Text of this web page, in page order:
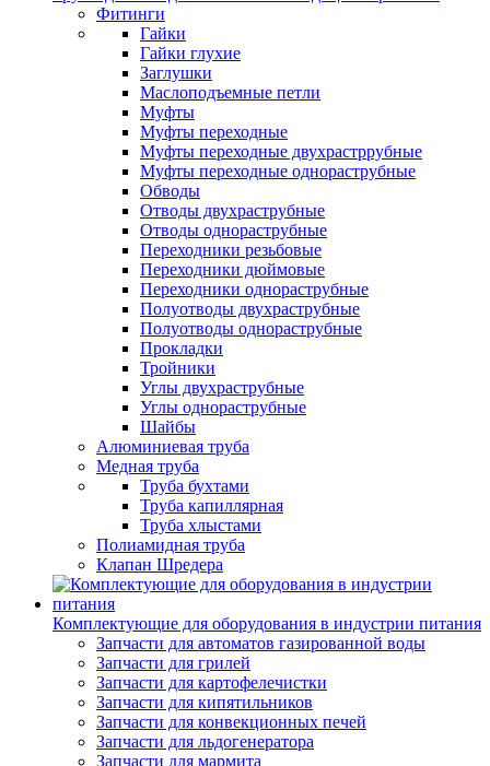
Фитинги
Гайки
Гайки глухие
Заглушки
Маслоподъемные петли
Муфты
Муфты переходные
Муфты переходные двухрастррубные
Муфты переходные однораструбные
Обводы
Отводы двухраструбные
Отводы однораструбные
Переходники резьбовые
Переходники дюймовые
Переходники однораструбные
Полуотводы двухраструбные
Полуотводы однораструбные
Прокладки
Тройники
Углы двухраструбные
Углы однораструбные
Шайбы
Алюминиевая труба
Медная труба
Труба бухтами
Труба капиллярная
Труба хлыстами
Полиамидная труба
Клапан Шредера
Комплектующие для оборудования в индустрии питания
Запчасти для автоматов газированной воды
Запчасти для грилей
Запчасти для картофелечистки
Запчасти для кипятильников
Запчасти для конвекционных печей
Запчасти для льдогенератора
Запчасти для мармита